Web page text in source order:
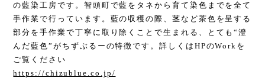
の藍染工房です。智頭町で藍をタネから育て染色までを全て
手作業で行っています。藍の収穫の際、茎など茶色を呈する
部分を手作業で丁寧に取り除くことで生まれる、とても“澄
んだ藍色”がちずぶるーの特徴です。詳しくはHPのWorkを
ご覧ください
https://chizublue.co.jp/